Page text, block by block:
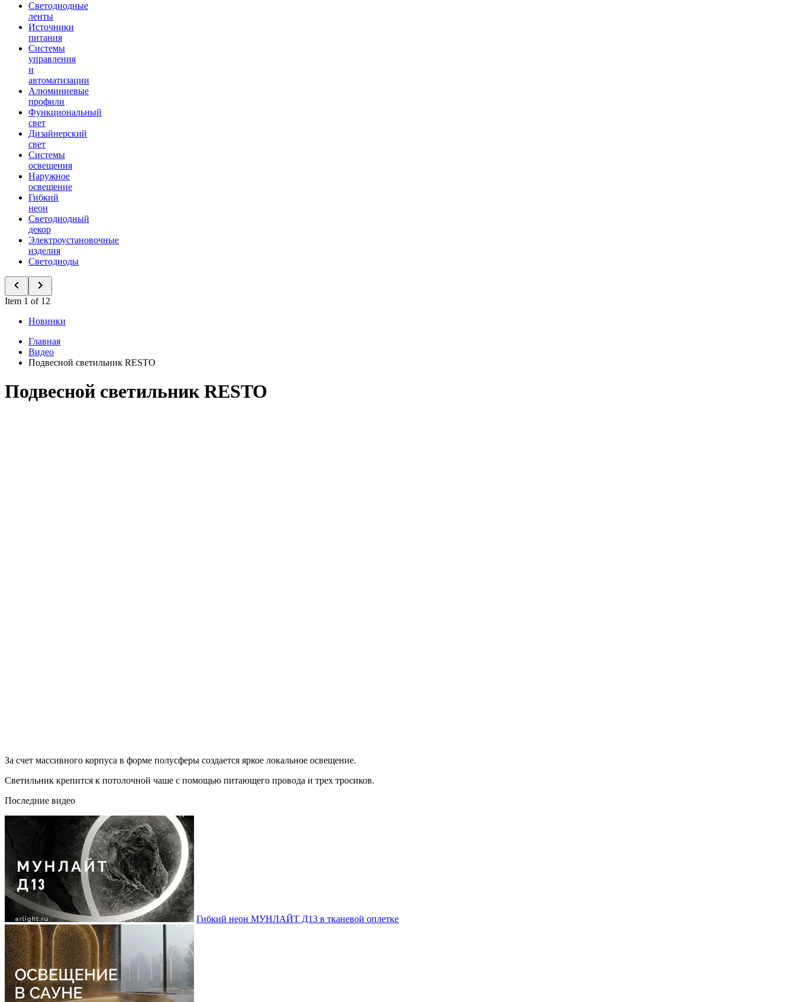
Светодиодные
ленты
Источники
питания
Системы
управления
и
автоматизации
Алюминиевые
профили
Функциональный
свет
Дизайнерский
свет
Системы
освещения
Наружное
освещение
Гибкий
неон
Светодиодный
декор
Электроустановочные
изделия
Светодиоды
Item 1 of 12
Новинки
Главная
Видео
Подвесной светильник RESTO
Подвесной светильник RESTO
За счет массивного корпуса в форме полусферы создается яркое локальное освещение.
Светильник крепится к потолочной чаше с помощью питающего провода и трех тросиков.
Последние видео
Гибкий неон МУНЛАЙТ Д13 в тканевой оплетке